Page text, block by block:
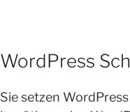
WordPress
Sie setzen